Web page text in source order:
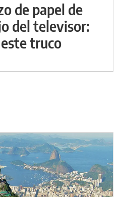
de papel de
del televisor:
truco